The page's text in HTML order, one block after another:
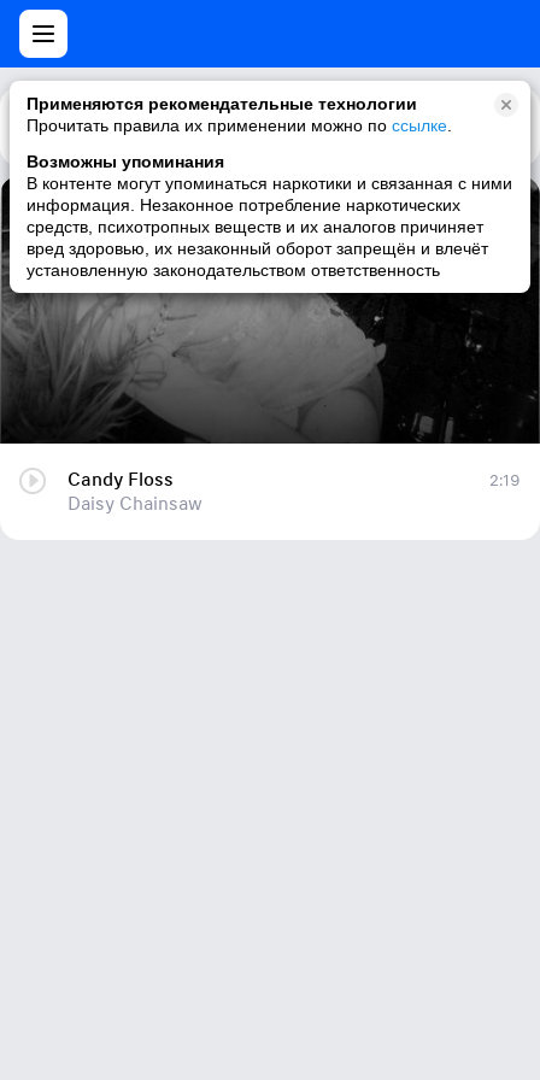
Применяются рекомендательные технологии
Прочитать правила их применении можно по ссылке
Возможны упоминания
В контенте могут упоминаться наркотики и связанная с ними
информация. Незаконное потребление наркотических
средств, психотропных веществ и их аналогов причиняет
вред здоровью, их незаконный оборот запрещён и влечёт
установленную законодательством ответственность
Каталог Рекомендации
Candy Floss
Daisy Chainsaw
Candy Floss
Daisy Chainsaw
2:19